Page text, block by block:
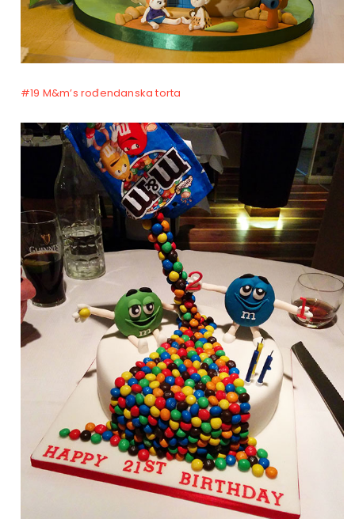
#19 M&m’s rođendanska torta